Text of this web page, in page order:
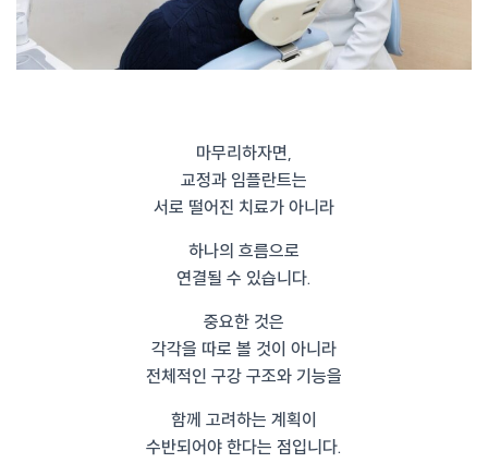
마무리하자면,
교정과 임플란트는
서로 떨어진 치료가 아니라
하나의 흐름으로
연결될 수 있습니다.
중요한 것은
각각을 따로 볼 것이 아니라
전체적인 구강 구조와 기능을
함께 고려하는 계획이
수반되어야 한다는 점입니다.